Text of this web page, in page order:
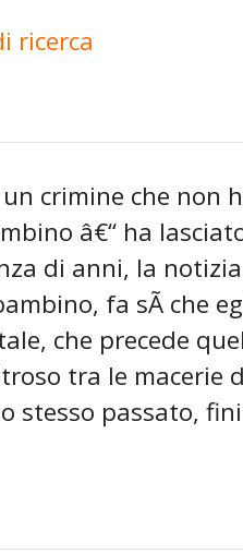
ricerca
crimine che non
â€“ ha
di anni, la
fa sÃ­ che
che precede
tra le macerie
stesso passato,